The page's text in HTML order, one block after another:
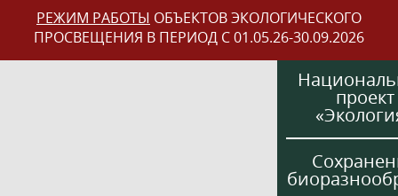
РЕЖИМ РАБОТЫ ОБЪЕКТОВ ЭКОЛОГИЧЕСКОГО
ПРОСВЕЩЕНИЯ В ПЕРИОД С 01.05.26-30.09.2026
проект